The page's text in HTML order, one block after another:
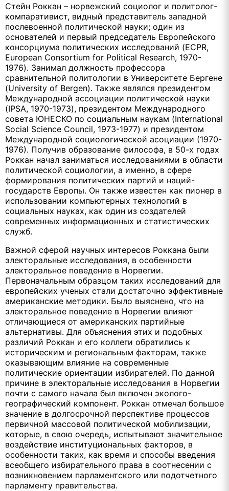
Стейн Роккан – норвежский социолог и политолог-
компаративист, видный представитель западной
послевоенной политической науки; один из
основателей и первый председатель Европейского
консорциума политических исследований (ECPR,
European Consortium for Political Research, 1970-
1976). Занимал должность профессора
сравнительной политологии в Университете Бергене
(University of Bergen). Также являлся президентом
Международной ассоциации политической науки
(IPSA, 1970-1973), президентом Международного
совета ЮНЕСКО по социальным наукам (International
Social Science Council, 1973-1977) и президентом
Международной социологической асоциации (1970-
1976). Получив образование философа, в 50-х годах
Роккан начал заниматься исследованиями в области
политической социологии, а именно, в сфере
формирования политических партий и наций-
государств Европы. Он также известен как пионер в
использовании компьютерных технологий в
социальных науках, как один из создателей
современных информационных и статистических
служб.
Важной сферой научных интересов Роккана были
электоральные исследования, в особенности
электоральное поведение в Норвегии.
Первоначальным образцом таких исследований для
европейских ученых стали достаточно эффективные
американские методики. Было выяснено, что на
электоральное поведение в Норвегии влияют
отличающиеся от американских партийные
альтернативы. Для объяснения этих и подобных
различий Роккан и его коллеги обратились к
историческим и региональным факторам, также
оказывающим влияние на современные
политические ориентации избирателей. По данной
причине в электоральные исследования в Норвегии
почти с самого начала был включен эколого-
географический компонент. Роккан отмечал большое
значение в долгосрочной перспективе процессов
первичной массовой политической мобилизации,
которые, в свою очередь, испытывают значительное
воздействие институциональных факторов, в
особенности таких, как время и способы введения
всеобщего избирательного права в соотнесении с
возникновением парламентского или подотчетного
парламенту правительства.